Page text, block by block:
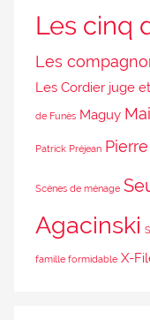
Les cinq
Les
Les Cordier juge
de Funès Maguy
Patrick Préjean
Scènes de ménage
Agacinski
famille formidable X-